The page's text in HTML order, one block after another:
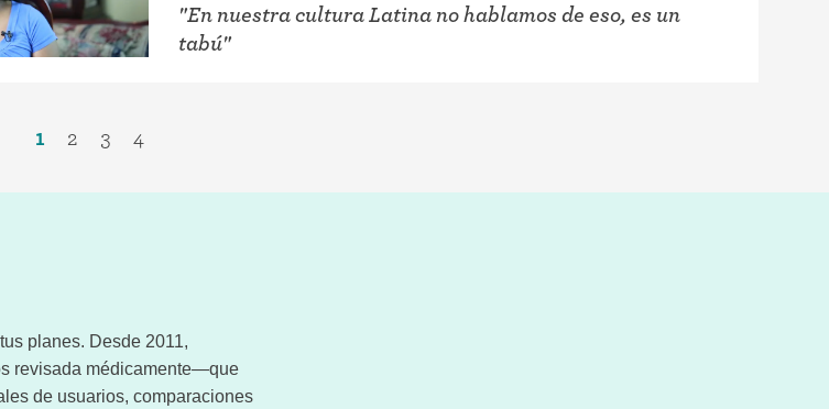
"En nuestra cultura Latina no hablamos de eso, es un
tabú"
1 2 3 4
planes. Desde 2011,
revisada médicamente—que
de usuarios, comparaciones